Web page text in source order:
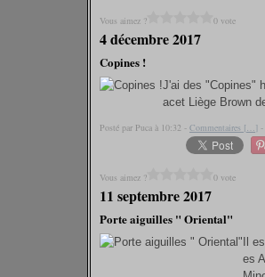
Vous aimez ? 0 vote
4 décembre 2017
Copines !
J'ai des "Copines"
acet Liège Brown
Posté par Puca à 10:32 - Commentaires […]
Vous aimez ? 0 vote
11 septembre 2017
Porte aiguilles " Oriental"
Il
es